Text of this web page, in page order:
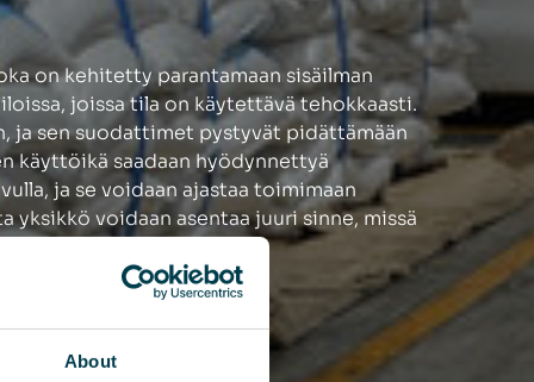
About
on kehitetty parantamaan sisäilman
joissa tila on käytettävä tehokkaasti.
ja sensuodattimet pystyvät pidättämään
käyttöikä saadaan hyödynnettyä
ja se voidaan ajastaa toimimaan
yksikkö voidaan asentaa juuri sinne, missä